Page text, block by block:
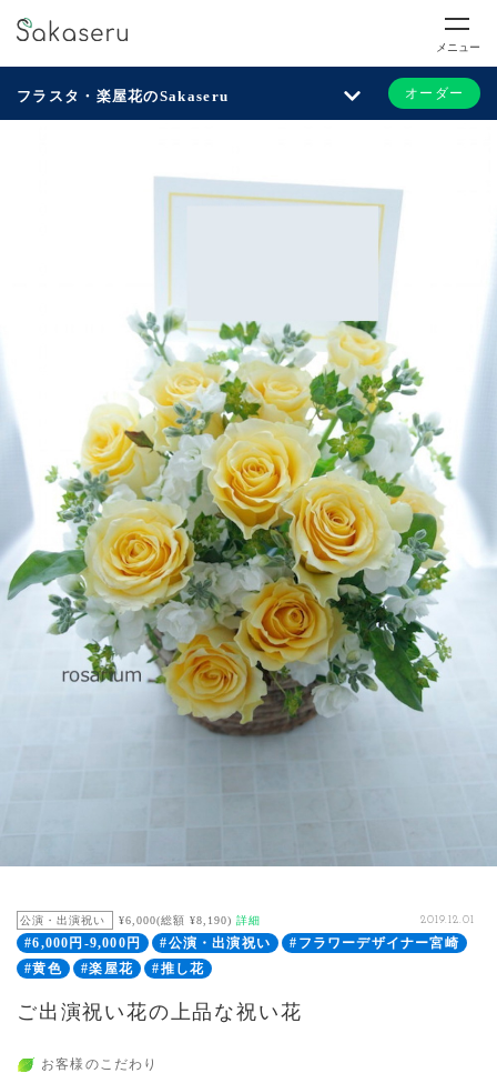
メニュー
フラスタ・楽屋花のSakaseru オーダー
公演・出演祝い ¥6,000(総額 ¥8,190) 詳細 2019.12.01
#6,000円-9,000円 #公演・出演祝い
#フラワーデザイナー宮崎
#黄色
#楽屋花 #推し花
ご出演祝い花の上品な祝い花
お客様のこだわり